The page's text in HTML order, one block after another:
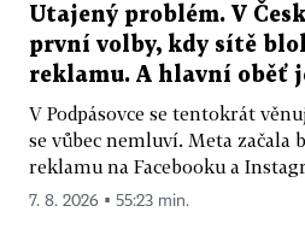
Utajený problém. V
první volby, kdy sítě
reklamu. A hlavní oběť
V Podpásovce se tentokrát
se vůbec nemluví. Meta
reklamu na Facebooku a
7. 8. 2026 ▪ 55:23 min.